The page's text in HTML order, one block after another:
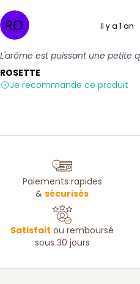
Il y a 1 an
L'arôme est puissant une petite
ROSETTE
Je recommande ce produit
Paiements rapides
&sécurisés
Satisfait ou remboursé
sous 30 jours